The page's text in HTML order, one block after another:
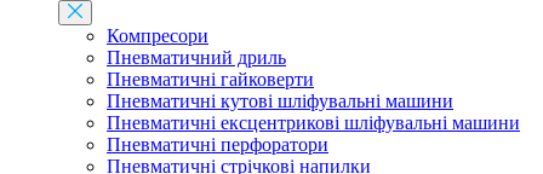
Компресори
Пневматичний дриль
Пневматичні гайковерти
Пневматичні кутові шліфувальні машини
Пневматичні ексцентрикові шліфувальні машини
Пневматичні перфоратори
Пневматичні стрічкові напилки